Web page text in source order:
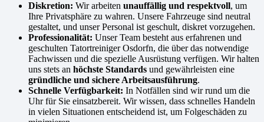
Diskretion: Wir arbeiten unauffällig und respektvoll, um
Ihre Privatsphäre zu wahren. Unsere Fahrzeuge sind neutral
gestaltet, und unser Personal ist geschult, diskret vorzugehen.
Professionalität: Unser Team besteht aus erfahrenen und
geschulten Tatortreiniger Osdorfn, die über das notwendige
Fachwissen und die spezielle Ausrüstung verfügen. Wir halten
uns stets an höchste Standards und gewährleisten eine
gründliche und sichere Arbeitsausführung.
Schnelle Verfügbarkeit: In Notfällen sind wir rund um die
Uhr für Sie einsatzbereit. Wir wissen, dass schnelles Handeln
in vielen Situationen entscheidend ist, um Folgeschäden zu